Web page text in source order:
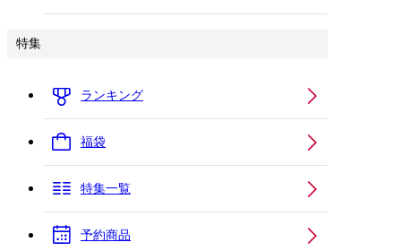
特集
ランキング
福袋
特集一覧
予約商品